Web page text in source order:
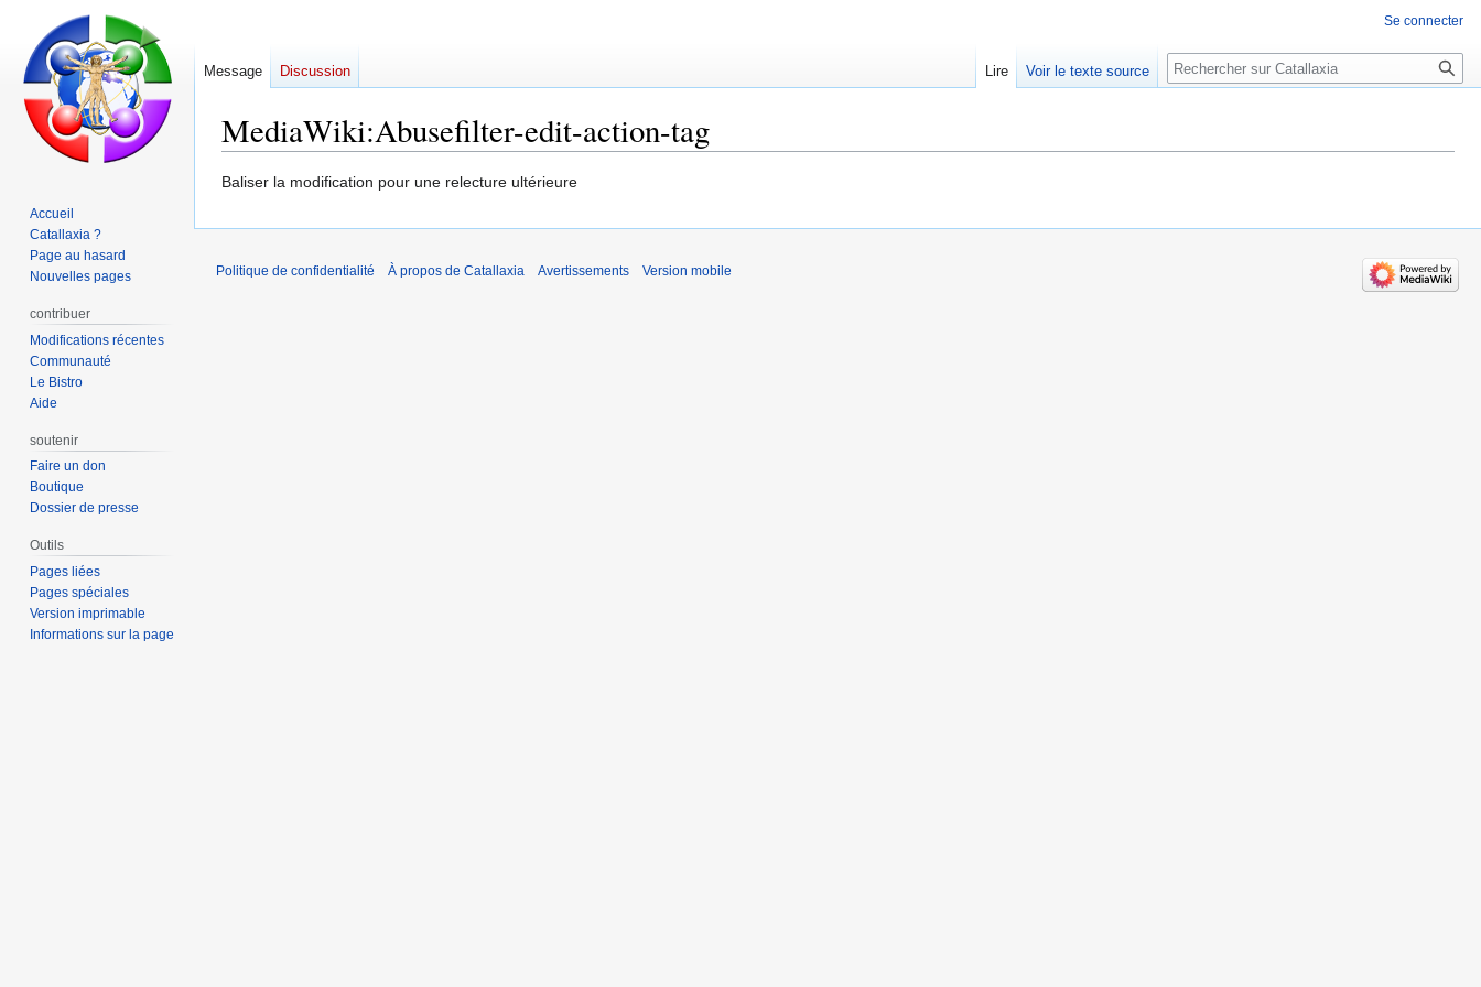
MediaWiki:Abusefilter-edit-action-tag
Aller
la
Aller
la
Baliser la modification pour une relecture ultérieure
Se connecter
Message Discussion Lire Voir le texte source Rechercher
Accueil
Catallaxia ?
Page au hasard
Nouvelles pages
contribuer
Modifications récentes
Communauté
Le Bistro
Aide
soutenir
Faire un don
Boutique
Dossier de presse
Outils
Pages liées
Pages spéciales
Version imprimable
Informations sur la page
Politique de confidentialité À propos de Catallaxia Avertissements Version mobile